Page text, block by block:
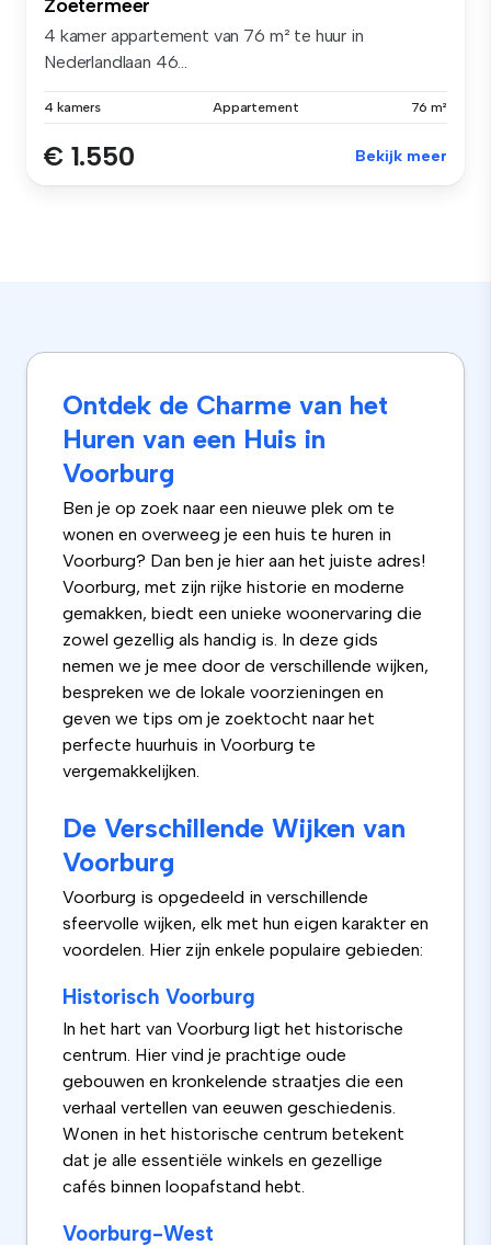
Zoetermeer
4 kamer appartement van 76 m² te huur in
Nederlandlaan 46...
4 kamers Appartement 76 m²
€ 1.550 Bekijk meer
Ontdek de Charme van het
Huren van een Huis in
Voorburg
Ben je op zoek naar een nieuwe plek om te
wonen en overweeg je een huis te huren in
Voorburg? Dan ben je hier aan het juiste adres!
Voorburg, met zijn rijke historie en moderne
gemakken, biedt een unieke woonervaring die
zowel gezellig als handig is. In deze gids
nemen we je mee door de verschillende wijken,
bespreken we de lokale voorzieningen en
geven we tips om je zoektocht naar het
perfecte huurhuis in Voorburg te
vergemakkelijken.
De Verschillende Wijken van
Voorburg
Voorburg is opgedeeld in verschillende
sfeervolle wijken, elk met hun eigen karakter en
voordelen. Hier zijn enkele populaire gebieden:
Historisch Voorburg
In het hart van Voorburg ligt het historische
centrum. Hier vind je prachtige oude
gebouwen en kronkelende straatjes die een
verhaal vertellen van eeuwen geschiedenis.
Wonen in het historische centrum betekent
dat je alle essentiële winkels en gezellige
cafés binnen loopafstand hebt.
Voorburg-West